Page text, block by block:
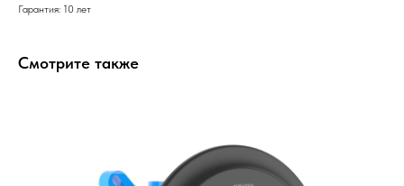
Гарантия: 10 лет
Смотрите также